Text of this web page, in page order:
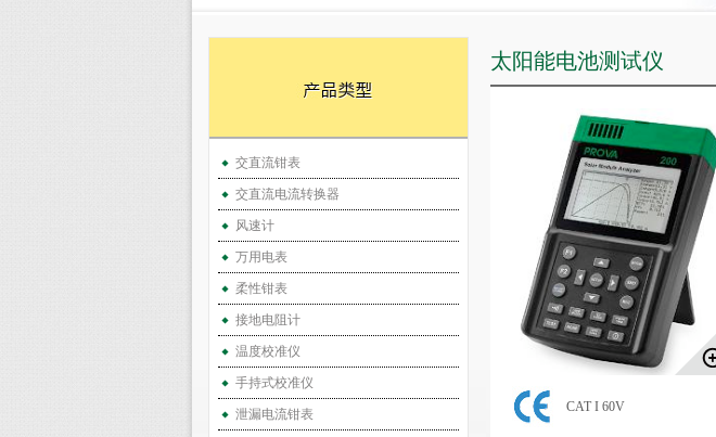
交直流钳表
交直流电流转换器
风速计
万用电表
柔性钳表
接地电阻计
温度校准仪
手持式校准仪
泄漏电流钳表
太阳能电池测试仪
CAT I 60V